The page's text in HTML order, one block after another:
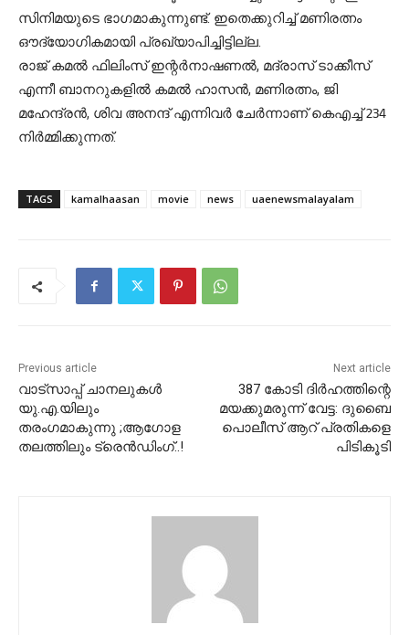
സിനിമയുടെ ഭാഗമാകുന്നുണ്ട്. ഇതെക്കുറിച്ച് മണിരത്നം
ഔദ്യോഗികമായി പ്രഖ്യാപിച്ചിട്ടില്ല.
രാജ് കമല്‍ ഫിലിംസ് ഇന്റര്‍നാഷണല്‍, മദ്രാസ് ടാക്കീസ്
എന്നീ ബാനറുകളില്‍ കമല്‍ ഹാസന്‍, മണിരത്നം, ജി
മഹേന്ദ്രന്‍, ശിവ അനന്ദ് എന്നിവര്‍ ചേര്‍ന്നാണ് കെഎച്ച് 234
നിര്‍മ്മിക്കുന്നത്.
TAGS kamalhaasan movie news uaenewsmalayalam
Previous article
വാട്‌സാപ്പ് ചാനലുകള്‍
യു.എ.യിലും
തരംഗമാകുന്നു ;ആഗോള
തലത്തിലും ട്രെന്‍ഡിംഗ്..!
Next article
387 കോടി ദിര്‍ഹത്തിന്റെ
മയക്കുമരുന്ന് വേട്ട: ദുബൈ
പൊലീസ് ആറ് പ്രതികളെ
പിടികൂടി